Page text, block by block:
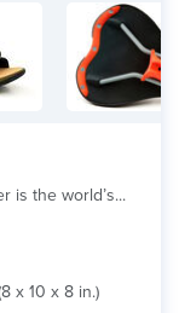
is the world’s...
x 10 x 8 in.)